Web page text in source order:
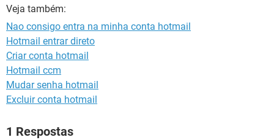
GUIA DE COMPRAS
Veja também:
Nao consigo entra na minha conta hotmail
Hotmail entrar direto
Criar conta hotmail
Hotmail ccm
Mudar senha hotmail
Excluir conta hotmail
1 Respostas